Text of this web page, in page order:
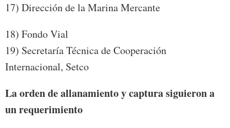
17) Dirección de la Marina Mercante
18) Fondo Vial
19) Secretaría Técnica de Cooperación
Internacional, Setco
La orden de allanamiento y captura siguieron a
un requerimiento